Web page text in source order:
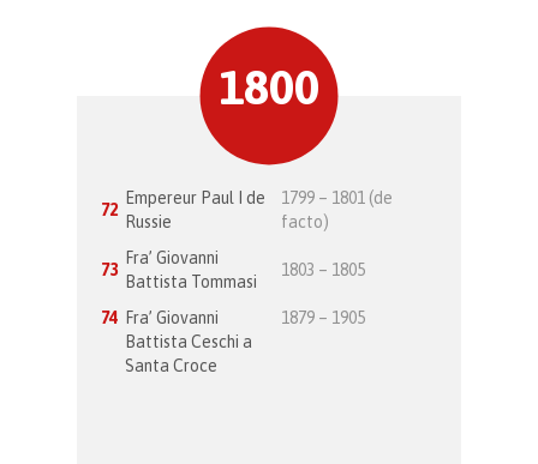
1800
72
Empereur Paul I de
Russie
1799 – 1801 (de
facto)
73
Fra’ Giovanni
Battista Tommasi
1803 – 1805
74 Fra’ Giovanni
Battista Ceschi a
Santa Croce
1879 – 1905